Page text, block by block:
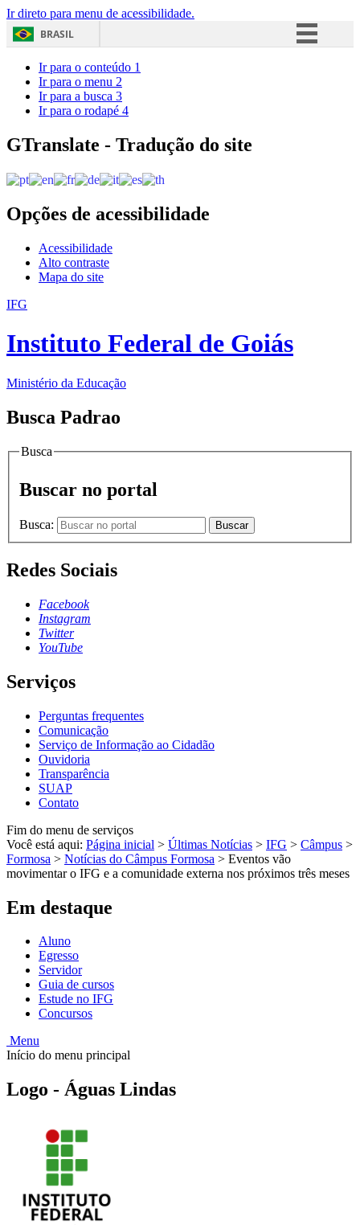
Ir direto para menu de acessibilidade.
BRASIL
Acesso à informação
Ir para o conteúdo 1
Ir para o menu 2
Ir para a busca 3
Ir para o rodapé 4
GTranslate - Tradução do site
Opções de acessibilidade
Acessibilidade
Alto contraste
Mapa do site
IFG
Instituto Federal de Goiás
Ministério da Educação
Busca Padrao
Busca
Buscar no portal
Busca: Buscar
Redes Sociais
Facebook
Instagram
Twitter
YouTube
Serviços
Perguntas frequentes
Comunicação
Serviço de Informação ao Cidadão
Ouvidoria
Transparência
SUAP
Contato
Fim do menu de serviços
Você está aqui: Página inicial > Últimas Notícias > IFG > Câmpus >
Formosa > Notícias do Câmpus Formosa > Eventos vão
movimentar o IFG e a comunidade externa nos próximos três meses
Em destaque
Aluno
Egresso
Servidor
Guia de cursos
Estude no IFG
Concursos
Menu
Início do menu principal
Logo - Águas Lindas